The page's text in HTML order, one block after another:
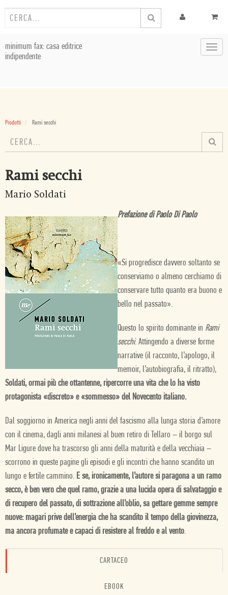
minimum fax: casa editrice
indipendente
Prodotti Rami secchi
Rami secchi
Mario Soldati
Prefazione di Paolo Di Paolo
«Si progredisce davvero soltanto se
conserviamo o almeno cerchiamo di
conservare tutto quanto era buono e
bello nel passato».
Questo lo spirito dominante in Rami
secchi. Attingendo a diverse forme
narrative (il racconto, l’apologo, il
memoir, l’autobiografia, il ritratto),
Soldati, ormai più che ottantenne, ripercorre una vita che lo ha visto
protagonista «discreto» e «sommesso» del Novecento italiano.
Dal soggiorno in America negli anni del fascismo alla lunga storia d’amore
con il cinema, dagli anni milanesi al buen retiro di Tellaro – il borgo sul
Mar Ligure dove ha trascorso gli anni della maturità e della vecchiaia –
scorrono in queste pagine gli episodi e gli incontri che hanno scandito un
lungo e fertile cammino. E se, ironicamente, l’autore si paragona a un ramo
secco, è ben vero che quel ramo, grazie a una lucida opera di salvataggio e
di recupero del passato, di sottrazione all’oblio, sa gettare gemme sempre
nuove: magari prive dell’energia che ha scandito il tempo della giovinezza,
ma ancora profumate e capaci di resistere al freddo e al vento.
CARTACEO
EBOOK